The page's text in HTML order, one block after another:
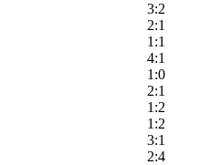
3:2
2:1
1:1
4:1
1:0
2:1
1:2
1:2
3:1
2:4